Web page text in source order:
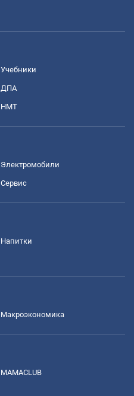
Учебники
ДПА
НМТ
Электромобили
Сервис
Напитки
Mакроэкономика
MAMACLUB